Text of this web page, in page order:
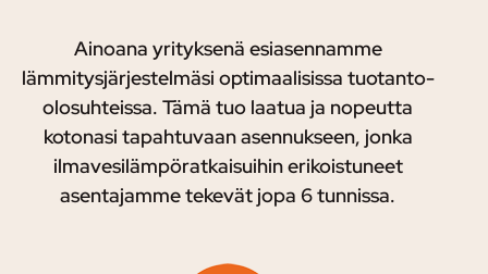
Ainoana yrityksenä esiasennamme
lämmitysjärjestelmäsi optimaalisissa tuotanto-
olosuhteissa. Tämä tuo laatua ja nopeutta
kotonasi tapahtuvaan asennukseen, jonka
ilmavesilämpöratkaisuihin erikoistuneet
asentajamme tekevät jopa 6 tunnissa.